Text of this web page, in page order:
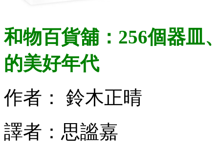
和物百貨舖：256個器皿
的美好年代
作者： 鈴木正晴
譯者：思謐嘉